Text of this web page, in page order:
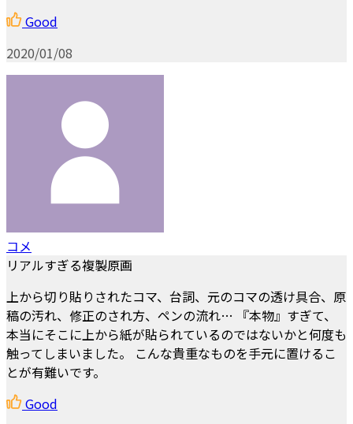
Good
2020/01/08
コメ
リアルすぎる複製原画
上から切り貼りされたコマ、台詞、元のコマの透け具合、原
稿の汚れ、修正のされ方、ペンの流れ… 『本物』すぎて、
本当にそこに上から紙が貼られているのではないかと何度も
触ってしまいました。 こんな貴重なものを手元に置けるこ
とが有難いです。
Good